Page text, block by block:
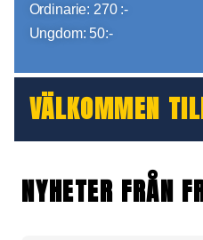
Ordinarie: 270 :-
Ungdom: 50:-
VÄLKOMMEN
NYHETER FRÅN